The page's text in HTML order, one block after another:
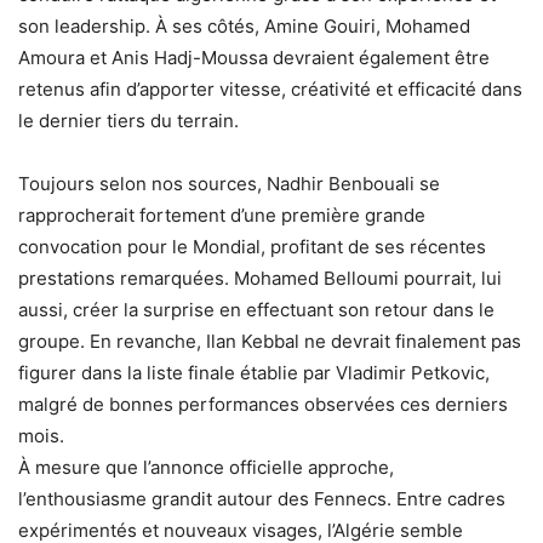
son leadership. À ses côtés, Amine Gouiri, Mohamed
Amoura et Anis Hadj-Moussa devraient également être
retenus afin d’apporter vitesse, créativité et efficacité dans
le dernier tiers du terrain.
Toujours selon nos sources, Nadhir Benbouali se
rapprocherait fortement d’une première grande
convocation pour le Mondial, profitant de ses récentes
prestations remarquées. Mohamed Belloumi pourrait, lui
aussi, créer la surprise en effectuant son retour dans le
groupe. En revanche, Ilan Kebbal ne devrait finalement pas
figurer dans la liste finale établie par Vladimir Petkovic,
malgré de bonnes performances observées ces derniers
mois.
À mesure que l’annonce officielle approche,
l’enthousiasme grandit autour des Fennecs. Entre cadres
expérimentés et nouveaux visages, l’Algérie semble